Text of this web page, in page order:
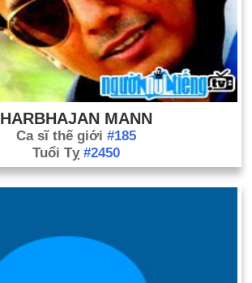
HARBHAJAN MANN
Ca sĩ thế giới #185
Tuổi Tỵ #2450